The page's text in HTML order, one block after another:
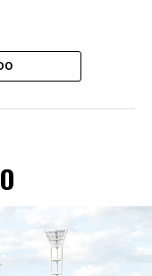
Gigante de